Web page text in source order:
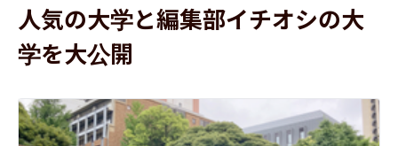
人気の大学と編集部イチオシの大
学を大公開